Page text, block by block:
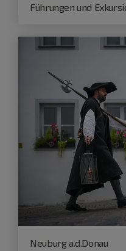
Führungen und
Neuburg a.d.Donau